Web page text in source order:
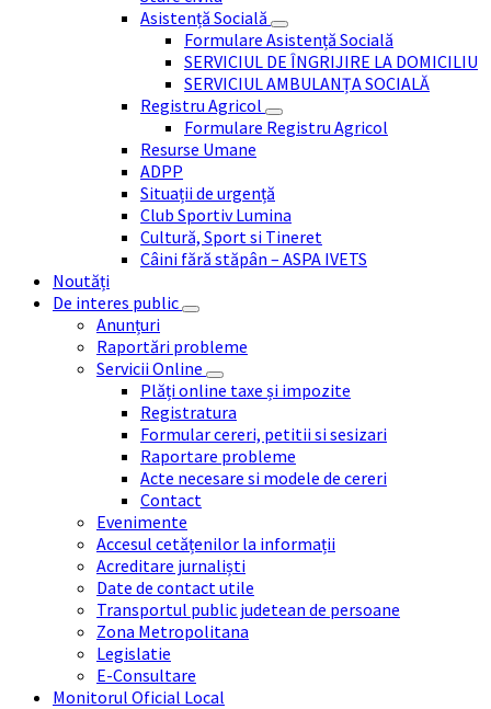
Asistență Socială
Formulare Asistență Socială
SERVICIUL DE ÎNGRIJIRE LA DOMICILIU
SERVICIUL AMBULANȚA SOCIALĂ
Registru Agricol
Formulare Registru Agricol
Resurse Umane
ADPP
Situații de urgență
Club Sportiv Lumina
Cultură, Sport si Tineret
Câini fără stăpân – ASPA IVETS
Noutăți
De interes public
Anunțuri
Raportări probleme
Servicii Online
Plăți online taxe și impozite
Registratura
Formular cereri, petitii si sesizari
Raportare probleme
Acte necesare si modele de cereri
Contact
Evenimente
Accesul cetățenilor la informații
Acreditare jurnaliști
Date de contact utile
Transportul public judetean de persoane
Zona Metropolitana
Legislatie
E-Consultare
Monitorul Oficial Local